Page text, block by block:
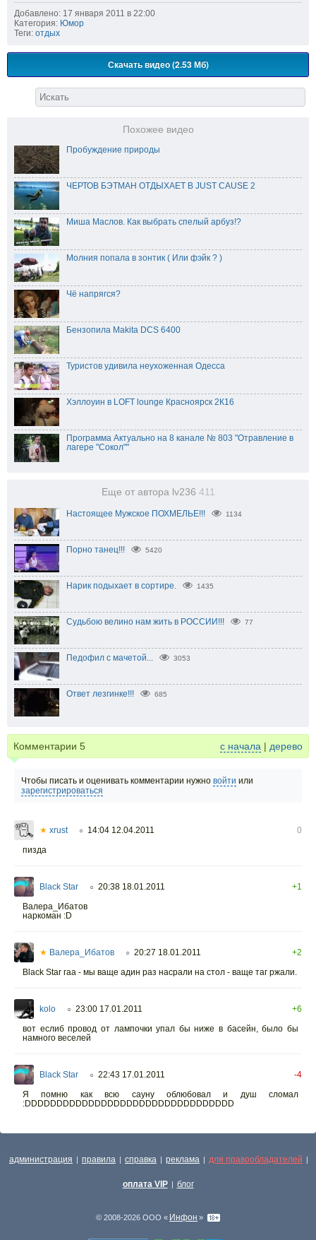
Добавлено: 17 января 2011 в 22:00
Категория: Юмор
Теги: отдых
Скачать видео (2.53 Мб)
Похожее видео
Пробуждение природы
ЧЕРТОВ БЭТМАН ОТДЫХАЕТ В JUST CAUSE 2
Миша Маслов. Как выбрать спелый арбуз!?
Молния попала в зонтик ( Или фэйк ? )
Чё напрягся?
Бензопила Makita DCS 6400
Туристов удивила неухоженная Одесса
Хэллоуин в LOFT lounge Красноярск 2К16
Программа Актуально на 8 канале № 803 "Отравление в
лагере "Сокол""
Еще от автора lv236 411
Настоящее Мужское ПОХМЕЛЬЕ!!! 1134
Порно танец!!! 5420
Нарик подыхает в сортире. 1435
Судьбою велино нам жить в РОССИИ!!! 77
Педофил с мачетой... 3053
Ответ лезгинке!!! 685
Комментарии 5 с начала | дерево
Чтобы писать и оценивать комментарии нужно войти или
зарегистрироваться
★ xrust ○ 14:04 12.04.2011
0
пизда
Black Star ○ 20:38 18.01.2011
+1
Валера_Ибатов
наркоман :D
★ Валера_Ибатов ○ 20:27 18.01.2011
+2
Black Star гаа - мы ваще адин раз насрали на стол - ваще таг ржали.
kolo ○ 23:00 17.01.2011
+6
вот еслиб провод от лампочки упал бы ниже в басейн, было бы
намного веселей
Black Star ○ 22:43 17.01.2011
-4
Я помню как всю сауну облюбовал и душ сломал
:DDDDDDDDDDDDDDDDDDDDDDDDDDDDDDDDD
администрация | правила | справка | реклама | для правообладателей |
оплата VIP | блог
© 2008-2026 ООО « Инфон »